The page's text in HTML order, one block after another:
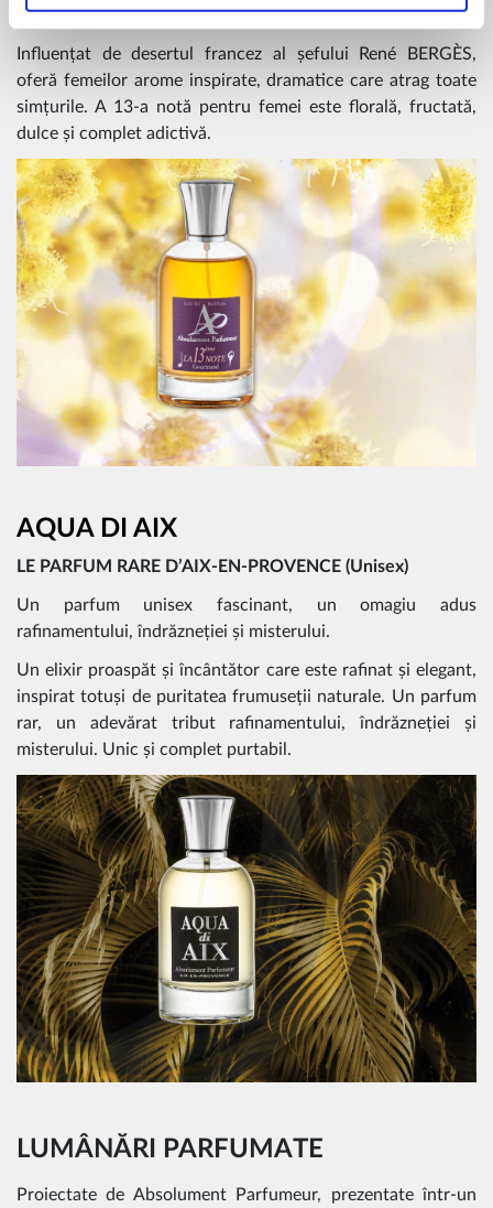
femeie într-o dorință irezistibilă de a se bucura!
Influențat de desertul francez al șefului René BERGÈS,
oferă femeilor arome inspirate, dramatice care atrag toate
simțurile. A 13-a notă pentru femei este florală, fructată,
dulce și complet adictivă.
AQUA DI AIX
LE PARFUM RARE D’AIX-EN-PROVENCE (Unisex)
Un parfum unisex fascinant, un omagiu adus
rafinamentului, îndrăzneției și misterului.
Un elixir proaspăt și încântător care este rafinat și elegant,
inspirat totuși de puritatea frumuseții naturale. Un parfum
rar, un adevărat tribut rafinamentului, îndrăzneției și
misterului. Unic și complet purtabil.
LUMÂNĂRI PARFUMATE
Proiectate de Absolument Parfumeur, prezentate într-un